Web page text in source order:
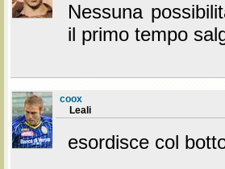
Nessuna
il primo tempo
coox
Leali
esordisce col